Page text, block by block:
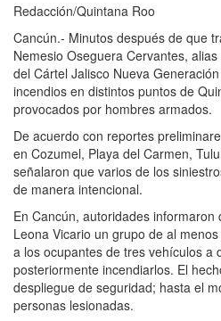
Redacción/Quintana Roo
Cancún.- Minutos después de que
Nemesio Oseguera Cervantes,
del Cártel Jalisco Nueva
incendios en distintos puntos de
provocados por hombres armados.
De acuerdo con reportes
en Cozumel, Playa del Carmen,
señalaron que varios de los
de manera intencional.
En Cancún, autoridades
Leona Vicario un grupo de al
a los ocupantes de tres vehículos a
posteriormente incendiarlos. El
despliegue de seguridad; hasta el
personas lesionadas.